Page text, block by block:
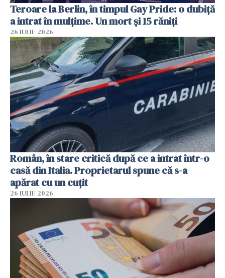
Teroare la Berlin, în timpul Gay Pride: o dubiță
a intrat în mulțime. Un mort și 15 răniți
26 IULIE 2026
Român, în stare critică după ce a intrat într-o
casă din Italia. Proprietarul spune că s-a
apărat cu un cuțit
26 IULIE 2026